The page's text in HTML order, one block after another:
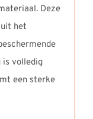
Deze
het
is volledig
een sterke